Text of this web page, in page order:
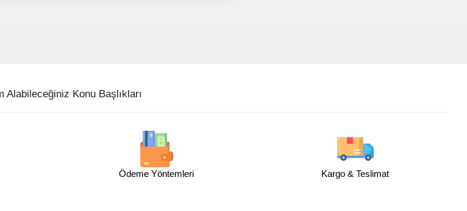
Alabileceğiniz Konu Başlıkları
Ödeme Yöntemleri Kargo & Teslimat